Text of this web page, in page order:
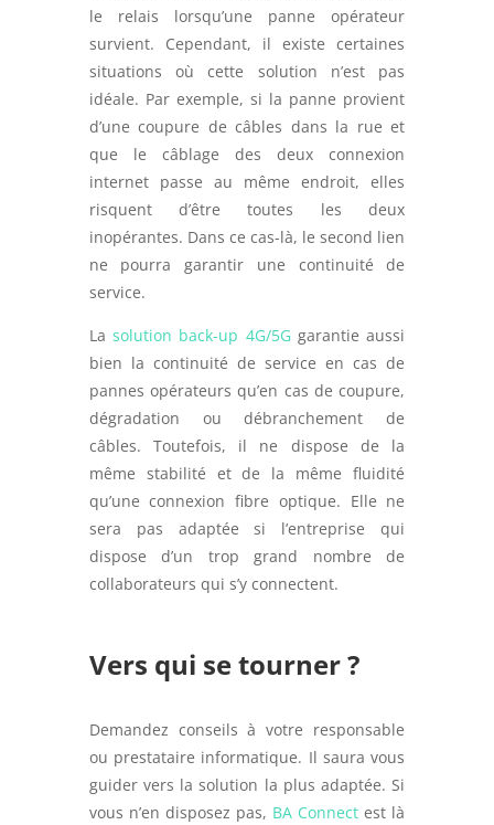
le relais lorsqu’une panne opérateur
survient. Cependant, il existe certaines
situations où cette solution n’est pas
idéale. Par exemple, si la panne provient
d’une coupure de câbles dans la rue et
que le câblage des deux connexion
internet passe au même endroit, elles
risquent d’être toutes les deux
inopérantes. Dans ce cas-là, le second lien
ne pourra garantir une continuité de
service.
La solution back-up 4G/5Ggarantie aussi
bien la continuité de service en cas de
pannes opérateurs qu’en cas de coupure,
dégradation ou débranchement de
câbles. Toutefois, il ne dispose de la
même stabilité et de la même fluidité
qu’une connexion fibre optique. Elle ne
sera pas adaptée si l’entreprise qui
dispose d’un trop grand nombre de
collaborateurs qui s’y connectent.
Vers qui se tourner ?
Demandez conseils à votre responsable
ou prestataire informatique. Il saura vous
guider vers la solution la plus adaptée. Si
vous n’en disposez pas, BA Connect est là